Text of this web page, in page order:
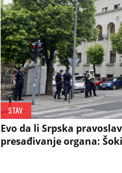
STAV
Evo da li Srpska
presađivanje organa: